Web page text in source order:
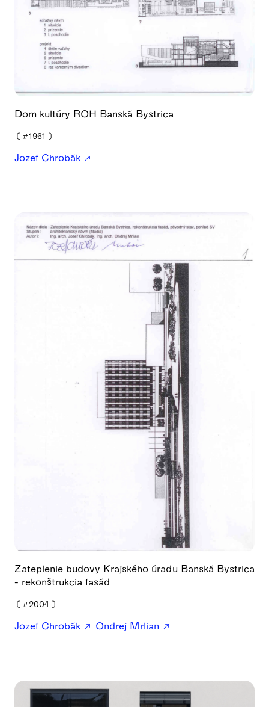
Dom kultúry ROH Banská Bystrica
❪ #1961 ❫
Jozef Chrobák
Zateplenie budovy Krajského úradu Banská Bystrica
- rekonštrukcia fasád
❪ #2004 ❫
Jozef Chrobák Ondrej Mrlian